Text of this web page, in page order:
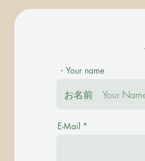
・Your name
E-Mail